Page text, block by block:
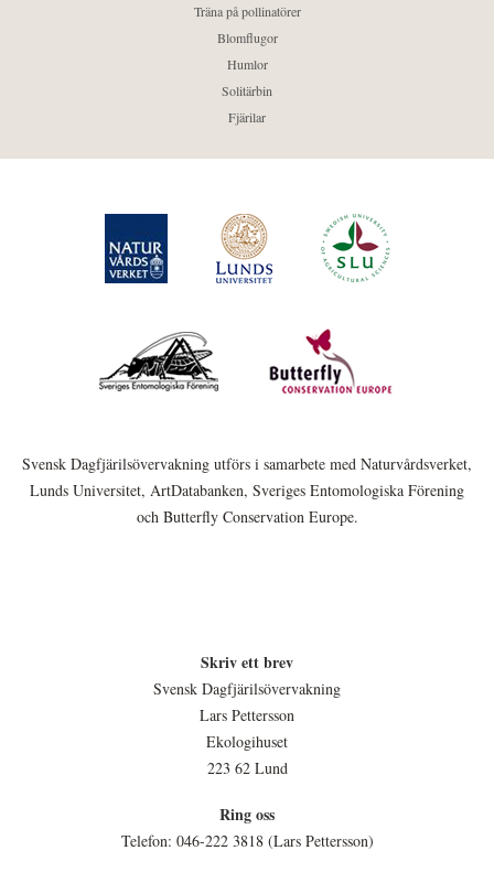
Träna på pollinatörer
Blomflugor
Humlor
Solitärbin
Fjärilar
Svensk Dagfjärilsövervakning utförs i samarbete med Naturvårdsverket,
Lunds Universitet, ArtDatabanken, Sveriges Entomologiska Förening
och Butterfly Conservation Europe.
Skriv ett brev
Svensk Dagfjärilsövervakning
Lars Pettersson
Ekologihuset
223 62 Lund
Ring oss
Telefon: 046-222 3818 (Lars Pettersson)